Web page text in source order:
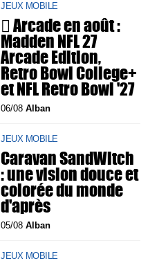
JEUX MOBILE
 Arcade en août :
Madden NFL 27
Arcade Edition,
Retro Bowl College+
et NFL Retro Bowl '27
06/08Alban
JEUX MOBILE
Caravan SandWitch
: une vision douce et
colorée du monde
d'après
05/08Alban
JEUX MOBILE